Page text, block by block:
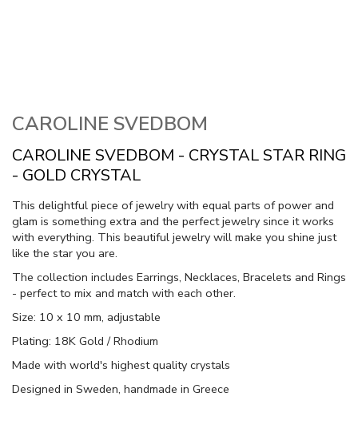
CAROLINE SVEDBOM
CAROLINE SVEDBOM - CRYSTAL STAR RING
- GOLD CRYSTAL
This delightful piece of jewelry with equal parts of power and
glam is something extra and the perfect jewelry since it works
with everything. This beautiful jewelry will make you shine just
like the star you are.
The collection includes Earrings, Necklaces, Bracelets and Rings
- perfect to mix and match with each other.
Size: 10 x 10 mm, adjustable
Plating: 18K Gold / Rhodium
Made with world's highest quality crystals
Designed in Sweden, handmade in Greece